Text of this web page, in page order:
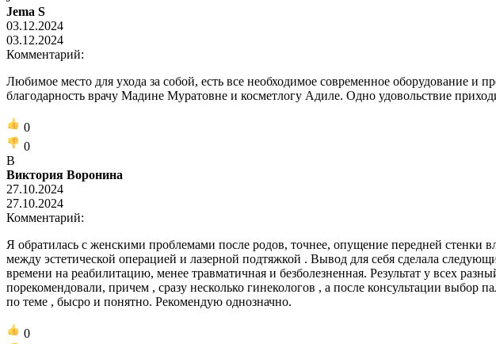
Jema S
03.12.2024
03.12.2024
Комментарий:
Любимое место для ухода за собой, есть все необходимое современное оборудование и
благодарность врачу Мадине Муратовне и косметлогу Адиле. Одно удовольствие
0
0
В
Виктория Воронина
27.10.2024
27.10.2024
Комментарий:
Я обратилась с женскими проблемами после родов, точнее, опущение передней стенки
между эстетической операцией и лазерной подтяжкой . Вывод для себя сделала
времени на реабилитацию, менее травматичная и безболезненная. Результат у всех
порекомендовали, причем , сразу несколько гинекологов , а после консультации выбор
по теме , бысро и понятно. Рекомендую однозначно.
0